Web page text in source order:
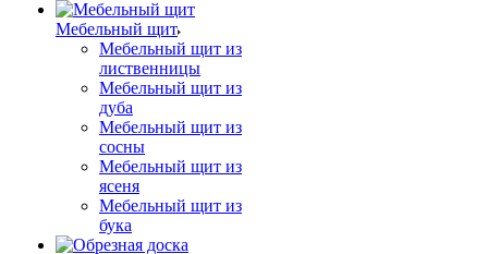
Мебельный щит
Мебельный щит из
лиственницы
Мебельный щит из
дуба
Мебельный щит из
сосны
Мебельный щит из
ясеня
Мебельный щит из
бука